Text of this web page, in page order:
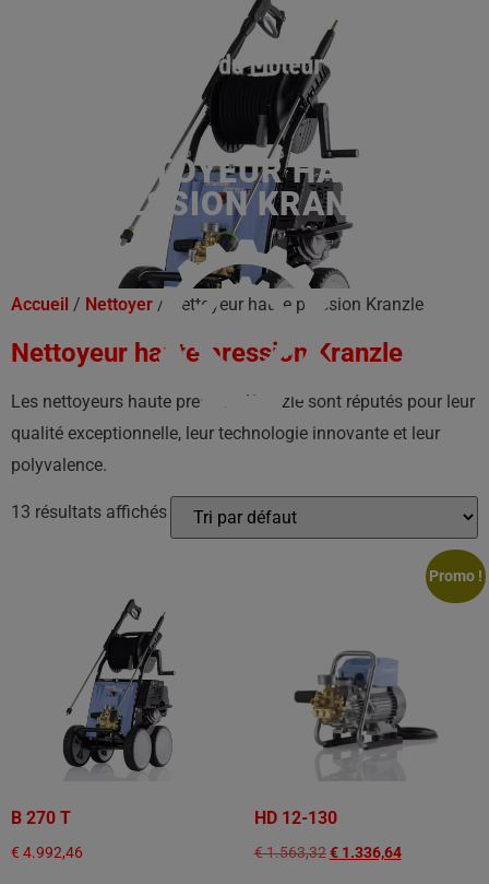
NETTOYEUR HAUTE
PRESSION KRANZLE
Accueil / Nettoyer / Nettoyeur haute pression Kranzle
Nettoyeur haute pression Kranzle
Les nettoyeurs haute pression Kranzle sont réputés pour leur
qualité exceptionnelle, leur technologie innovante et leur
polyvalence.
13 résultats affichés
B 270 T
€ 4.992,46
Promo !
HD 12-130
€1.563,32 €1.336,64